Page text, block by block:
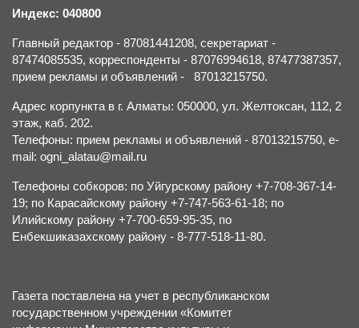
Индекс: 040800
Главный редактор - 87081441208, секретариат -
87474085535, корреспонденты - 87076994618, 87477387357,
прием рекламы и объявлений - 87013215750.
Адрес корпункта в г. Алматы: 050000, ул. Желтоксан, 112, 2
этаж, каб. 202.
Телефоны: прием рекламы и объявлений - 87013215750, e-
mail: ogni_alatau@mail.ru
Телефоны собкоров: по Уйгурскому району +7-708-367-14-
19; по Карасайскому району +7-747-563-61-18; по
Илийскому району +7-700-659-95-35, по
Енбекшиказахскому району - 8-777-518-11-80.
Газета поставлена на учет в республиканском
государственном учреждении «Комитет